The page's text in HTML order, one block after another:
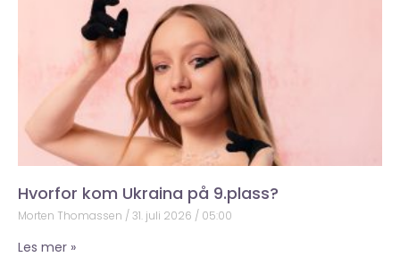
Hvorfor kom Ukraina på 9.plass?
Morten Thomassen 31. juli 2026 05:00
Les mer »